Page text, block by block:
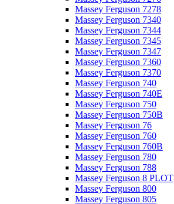
Massey Ferguson 7278
Massey Ferguson 7340
Massey Ferguson 7344
Massey Ferguson 7345
Massey Ferguson 7347
Massey Ferguson 7360
Massey Ferguson 7370
Massey Ferguson 740
Massey Ferguson 740E
Massey Ferguson 750
Massey Ferguson 750B
Massey Ferguson 76
Massey Ferguson 760
Massey Ferguson 760B
Massey Ferguson 780
Massey Ferguson 788
Massey Ferguson 8 PLOT
Massey Ferguson 800
Massey Ferguson 805